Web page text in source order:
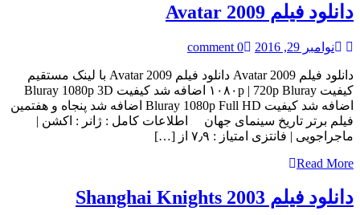
دانلود فیلم Avatar 2009
نوامبر 29, 2016 0 comment
دانلود فیلم Avatar 2009 دانلود فیلم Avatar 2009 با لینک مستقیم
کیفیت ۱۰۸۰p | 720p Bluray اضافه شد کیفیت Bluray 1080p 3D
اضافه شد کیفیت Bluray 1080p Full HD اضافه شد پنجاه و هفتمین
فیلم برتر تاریخ سینمای جهان اطلاعات کامل : ژانر : اکشن |
ماجراجویی | فانتزی امتياز : ۷٫۹ از […]
Read More
دانلود فیلم Shanghai Knights 2003